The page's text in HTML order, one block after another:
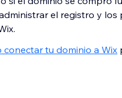
el registro y los
tu dominio a Wix